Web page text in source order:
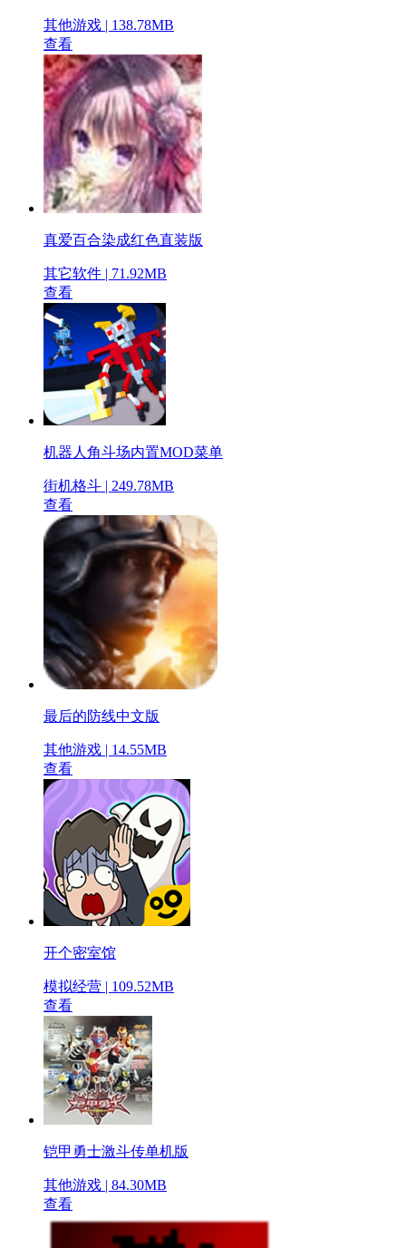
其他游戏 | 138.78MB
查看
真爱百合染成红色直装版
其它软件 | 71.92MB
查看
机器人角斗场内置MOD菜单
街机格斗 | 249.78MB
查看
最后的防线中文版
其他游戏 | 14.55MB
查看
开个密室馆
模拟经营 | 109.52MB
查看
铠甲勇士激斗传单机版
其他游戏 | 84.30MB
查看